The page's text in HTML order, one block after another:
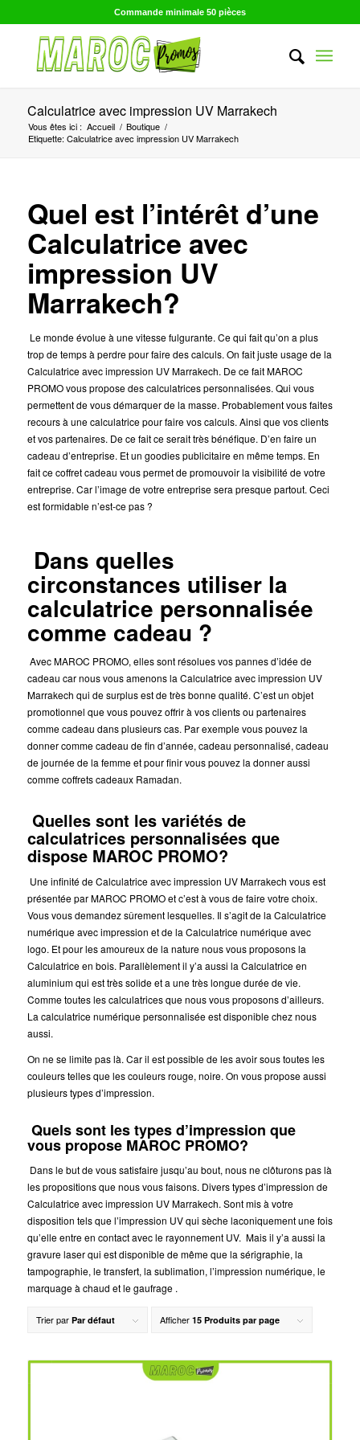
Commande minimale 50 pièces
Calculatrice avec impression UV Marrakech
Vous êtes ici : Accueil / Boutique /
Etiquette: Calculatrice avec impression UV Marrakech
Quel est l’intérêt d’une
Calculatrice avec
impression UV
Marrakech?
Le monde évolue à une vitesse fulgurante. Ce qui fait qu’on a plus
trop de temps à perdre pour faire des calculs. On fait juste usage de la
Calculatrice avec impression UV Marrakech. De ce fait MAROC
PROMO vous propose des calculatrices personnalisées. Qui vous
permettent de vous démarquer de la masse. Probablement vous faites
recours à une calculatrice pour faire vos calculs. Ainsi que vos clients
et vos partenaires. De ce fait ce serait très bénéfique. D’en faire un
cadeau d’entreprise. Et un goodies publicitaire en même temps. En
fait ce coffret cadeau vous permet de promouvoir la visibilité de votre
entreprise. Car l’image de votre entreprise sera presque partout. Ceci
est formidable n’est-ce pas ?
Dans quelles
circonstances utiliser la
calculatrice personnalisée
comme cadeau ?
Avec MAROC PROMO, elles sont résolues vos pannes d’idée de
cadeau car nous vous amenons la Calculatrice avec impression UV
Marrakech qui de surplus est de très bonne qualité. C’est un objet
promotionnel que vous pouvez offrir à vos clients ou partenaires
comme cadeau dans plusieurs cas. Par exemple vous pouvez la
donner comme cadeau de fin d’année, cadeau personnalisé, cadeau
de journée de la femme et pour finir vous pouvez la donner aussi
comme coffrets cadeaux Ramadan.
Quelles sont les variétés de
calculatrices personnalisées que
dispose MAROC PROMO?
Une infinité de Calculatrice avec impression UV Marrakech vous est
présentée par MAROC PROMO et c’est à vous de faire votre choix.
Vous vous demandez sûrement lesquelles. Il s’agit de la Calculatrice
numérique avec impression et de la Calculatrice numérique avec
logo. Et pour les amoureux de la nature nous vous proposons la
Calculatrice en bois. Parallèlement il y’a aussi la Calculatrice en
aluminium qui est très solide et a une très longue durée de vie.
Comme toutes les calculatrices que nous vous proposons d’ailleurs.
La calculatrice numérique personnalisée est disponible chez nous
aussi.
On ne se limite pas là. Car il est possible de les avoir sous toutes les
couleurs telles que les couleurs rouge, noire. On vous propose aussi
plusieurs types d’impression.
Quels sont les types d’impression que
vous propose MAROC PROMO?
Dans le but de vous satisfaire jusqu’au bout, nous ne clôturons pas là
les propositions que nous vous faisons. Divers types d’impression de
Calculatrice avec impression UV Marrakech. Sont mis à votre
disposition tels que l’impression UV qui sèche laconiquement une fois
qu’elle entre en contact avec le rayonnement UV. Mais il y’a aussi la
gravure laser qui est disponible de même que la sérigraphie, la
tampographie, le transfert, la sublimation, l’impression numérique, le
marquage à chaud et le gaufrage .
Trier par Par défaut Afficher 15 Produits par page